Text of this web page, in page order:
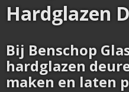
Hardglazen
Bij Benschop
hardglazen
maken en laten